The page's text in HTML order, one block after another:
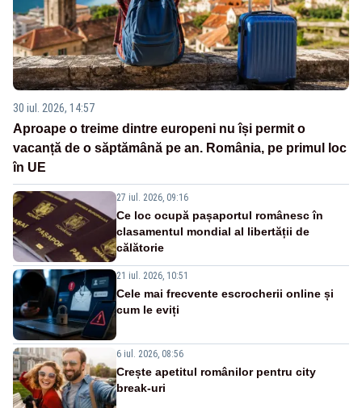
30 iul. 2026, 14:57
Aproape o treime dintre europeni nu își permit o
vacanță de o săptămână pe an. România, pe primul loc
în UE
27 iul. 2026, 09:16
Ce loc ocupă pașaportul românesc în
clasamentul mondial al libertății de
călătorie
21 iul. 2026, 10:51
Cele mai frecvente escrocherii online și
cum le eviți
6 iul. 2026, 08:56
Crește apetitul românilor pentru city
break-uri